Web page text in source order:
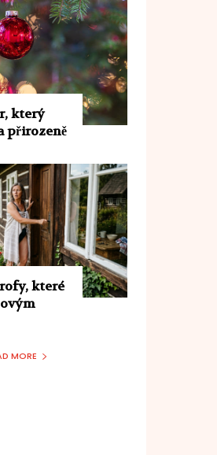
který
přirozeně
které
MORE